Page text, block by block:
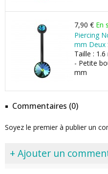
7,90 € En
Piercing
mm Deux
Taille :
- Petite
mm
Commentaires (0)
Soyez le premier à publier un
+ Ajouter un